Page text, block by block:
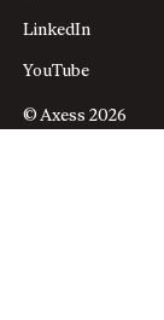
LinkedIn
YouTube
© Axess 2026